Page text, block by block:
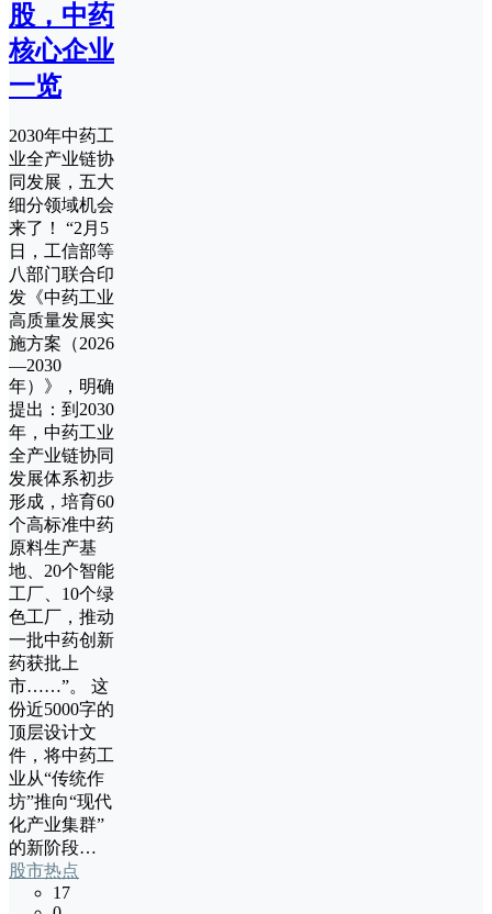
股，中药
核心企业
一览
2030年中药工
业全产业链协
同发展，五大
细分领域机会
来了！ “2月5
日，工信部等
八部门联合印
发《中药工业
高质量发展实
施方案（2026
—2030
年）》，明确
提出：到2030
年，中药工业
全产业链协同
发展体系初步
形成，培育60
个高标准中药
原料生产基
地、20个智能
工厂、10个绿
色工厂，推动
一批中药创新
药获批上
市……”。 这
份近5000字的
顶层设计文
件，将中药工
业从“传统作
坊”推向“现代
化产业集群”
的新阶段…
股市热点
17